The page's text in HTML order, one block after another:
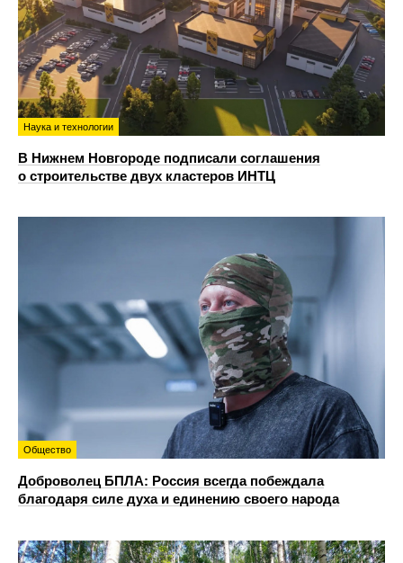
Наука и технологии
В Нижнем Новгороде подписали соглашения
о строительстве двух кластеров ИНТЦ
Общество
Доброволец БПЛА: Россия всегда побеждала
благодаря силе духа и единению своего народа